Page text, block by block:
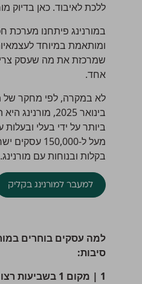
ללכת לאיבוד. כאן בדיוק
במורנינג פיתחנו
ומותאמת במיוחד
שמרכזת את מה שעסק
אחד.
בינואר 2025,
ביותר על ידי בעלי
מעל ל-
בקלות ובנוחות עם מורנינג.
למעבר למורנינג בקליק
למה עסקים בוחרים
סיבות:
1 | מקום 1 בשביעות רצון הלקוחות